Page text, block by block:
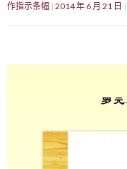
作指示条幅 2014 年 6 月 21 日